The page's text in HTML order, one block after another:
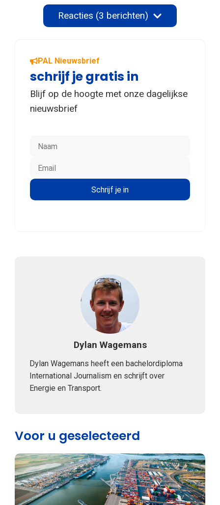
Reacties (3 berichten)
PAL Nieuwsbrief
schrijf je gratis in
Blijf op de hoogte met onze dagelijkse
nieuwsbrief
Dylan Wagemans
Dylan Wagemans heeft een bachelordiploma
International Journalism en schrijft over
Energie en Transport.
Voor u geselecteerd